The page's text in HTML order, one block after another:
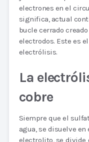
electrones en el
significa, actual
bucle cerrado
electrodos. Este es
electrólisis.
La
cobre
Siempre que el
agua, se disuelve en
electrolito, se divide